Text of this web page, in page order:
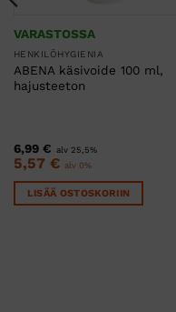
VARASTOSSA
HENKILÖHYGIENIA
ABENA käsivoide 100 ml,
hajusteeton
6,99 € alv 25,5%
5,57 € alv 0%
LISÄÄ OSTOSKORIIN